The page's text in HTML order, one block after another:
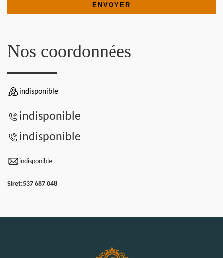
Nos coordonnées
indisponible
indisponible
indisponible
indisponible
Siret:537 687 048